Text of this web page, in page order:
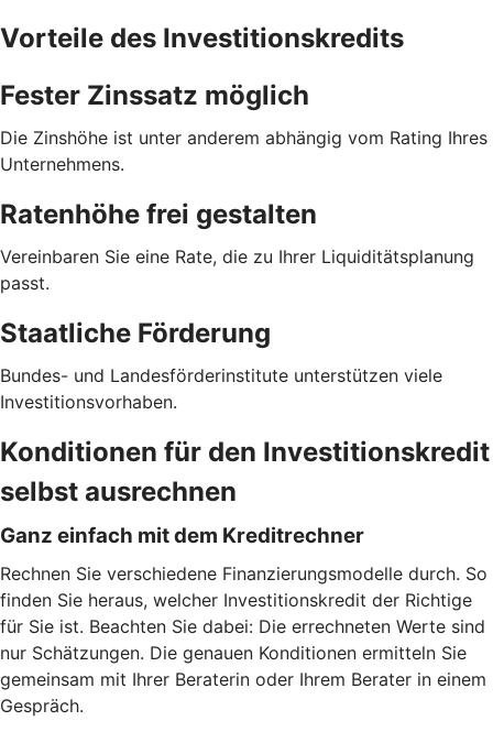
Vorteile des Investitionskredits
Fester Zinssatz möglich
Die Zinshöhe ist unter anderem abhängig vom Rating Ihres
Unternehmens.
Ratenhöhe frei gestalten
Vereinbaren Sie eine Rate, die zu Ihrer Liquiditätsplanung
passt.
Staatliche Förderung
Bundes- und Landesförderinstitute unterstützen viele
Investitionsvorhaben.
Konditionen für den Investitionskredit
selbst ausrechnen
Ganz einfach mit dem Kreditrechner
Rechnen Sie verschiedene Finanzierungsmodelle durch. So
finden Sie heraus, welcher Investitionskredit der Richtige
für Sie ist. Beachten Sie dabei: Die errechneten Werte sind
nur Schätzungen. Die genauen Konditionen ermitteln Sie
gemeinsam mit Ihrer Beraterin oder Ihrem Berater in einem
Gespräch.